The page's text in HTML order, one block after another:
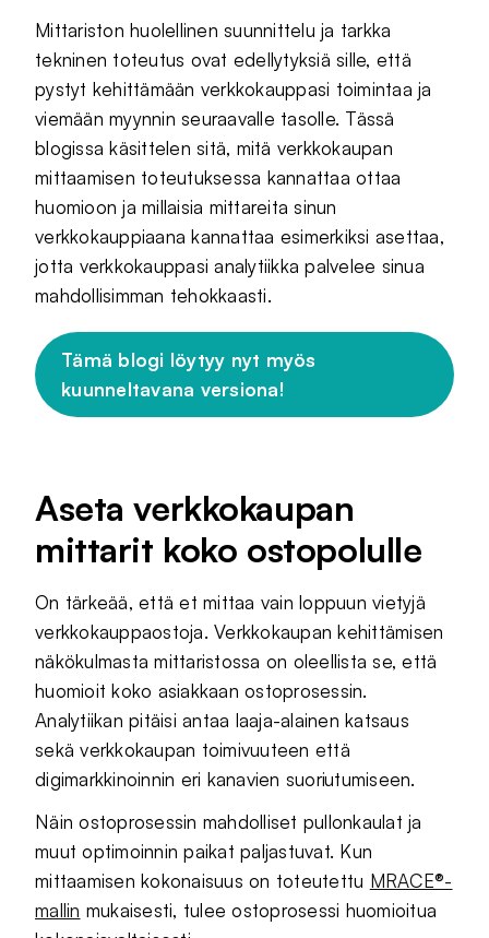
Mittariston huolellinen suunnittelu ja tarkka
tekninen toteutus ovat edellytyksiä sille, että
pystyt kehittämään verkkokauppasi toimintaa ja
viemään myynnin seuraavalle tasolle. Tässä
blogissa käsittelen sitä, mitä verkkokaupan
mittaamisen toteutuksessa kannattaa ottaa
huomioon ja millaisia mittareita sinun
verkkokauppiaana kannattaa esimerkiksi asettaa,
jotta verkkokauppasi analytiikka palvelee sinua
mahdollisimman tehokkaasti.
Tämä blogi löytyy nyt myös
kuunneltavana versiona!
Aseta verkkokaupan
mittarit koko ostopolulle
On tärkeää, että et mittaa vain loppuun vietyjä
verkkokauppaostoja. Verkkokaupan kehittämisen
näkökulmasta mittaristossa on oleellista se, että
huomioit koko asiakkaan ostoprosessin.
Analytiikan pitäisi antaa laaja-alainen katsaus
sekä verkkokaupan toimivuuteen että
digimarkkinoinnin eri kanavien suoriutumiseen.
Näin ostoprosessin mahdolliset pullonkaulat ja
muut optimoinnin paikat paljastuvat. Kun
mittaamisen kokonaisuus on toteutettu MRACE®-
mallin mukaisesti, tulee ostoprosessi huomioitua